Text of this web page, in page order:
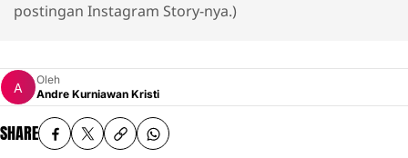
postingan Instagram Story-nya.)
Oleh
Andre Kurniawan Kristi
SHARE